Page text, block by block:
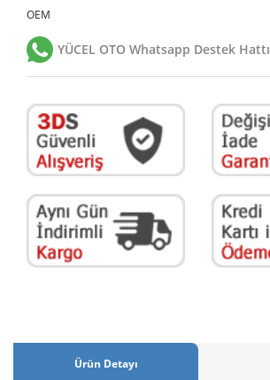
OEM
YÜCEL OTO Whatsapp Destek Hattı
Ürün Detayı